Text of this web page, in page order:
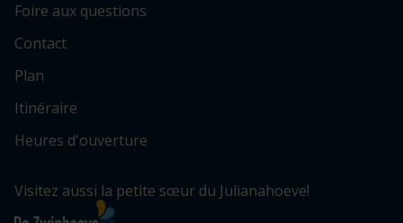
Foire aux questions
Contact
Plan
Itinéraire
Heures d'ouverture
Visitez aussi la petite sœur du Julianahoeve!